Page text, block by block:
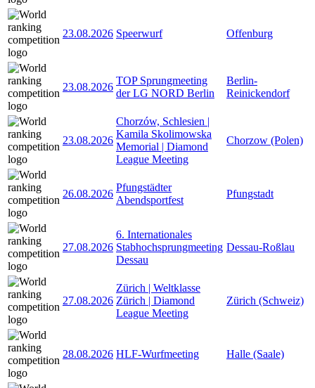
23.08.2026 Speerwurf Offenburg
23.08.2026
TOP Sprungmeeting
der LG NORD Berlin
Berlin-
Reinickendorf
23.08.2026
Chorzów, Schlesien |
Kamila Skolimowska
Memorial | Diamond
League Meeting
Chorzow (Polen)
26.08.2026
Pfungstädter
Abendsportfest
Pfungstadt
27.08.2026
6. Internationales
Stabhochsprungmeeting
Dessau
Dessau-Roßlau
27.08.2026
Zürich | Weltklasse
Zürich | Diamond
League Meeting
Zürich (Schweiz)
28.08.2026 HLF-Wurfmeeting Halle (Saale)